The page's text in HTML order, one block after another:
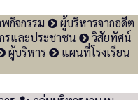
กิจกรรม
ผู้บริหารจากอดีต
รและประชาชน
วิสัยทัศน์
ผู้บริหาร
แผนที่โรงเรียน